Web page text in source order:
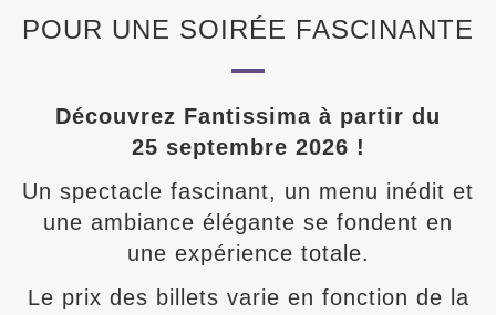
POUR UNE SOIRÉE FASCINANTE
Découvrez Fantissima à partir du
25 septembre 2026 !
Un spectacle fascinant, un menu inédit et
une ambiance élégante se fondent en
une expérience totale.
Le prix des billets varie en fonction de la